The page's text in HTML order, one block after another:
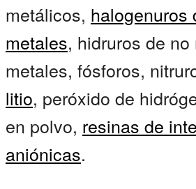
metálicos, halogenuros
metales, hidruros de
metales, fósforos,
litio, peróxido de
en polvo, resinas de
aniónicas.